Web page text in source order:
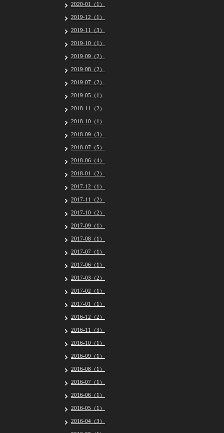
2020-01（1）
2019-12（1）
2019-11（3）
2019-10（1）
2019-09（2）
2019-08（2）
2019-07（2）
2019-05（1）
2018-11（2）
2018-10（1）
2018-09（3）
2018-07（5）
2018-06（4）
2018-01（2）
2017-12（1）
2017-11（2）
2017-10（2）
2017-09（1）
2017-08（1）
2017-07（1）
2017-06（1）
2017-03（2）
2017-02（1）
2017-01（1）
2016-12（2）
2016-11（3）
2016-10（1）
2016-09（1）
2016-08（1）
2016-07（1）
2016-06（1）
2016-05（1）
2016-04（3）